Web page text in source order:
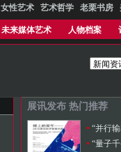
女性艺术 艺术哲学 老栗书房
未来媒体艺术 人物档案
展讯发布 热门推荐